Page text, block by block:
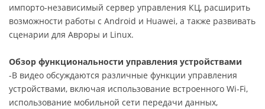
импорто-независимый сервер управления КЦ, расширить
возможности работы с Android и Huawei, а также развивать
сценарии для Авроры и Linux.
Обзор функциональности управления устройствами
-В видео обсуждаются различные функции управления
устройствами, включая использование встроенного Wi-Fi,
использование мобильной сети передачи данных,